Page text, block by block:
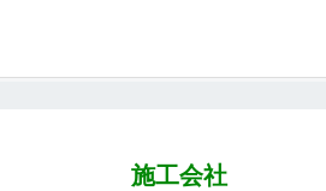
施工会社